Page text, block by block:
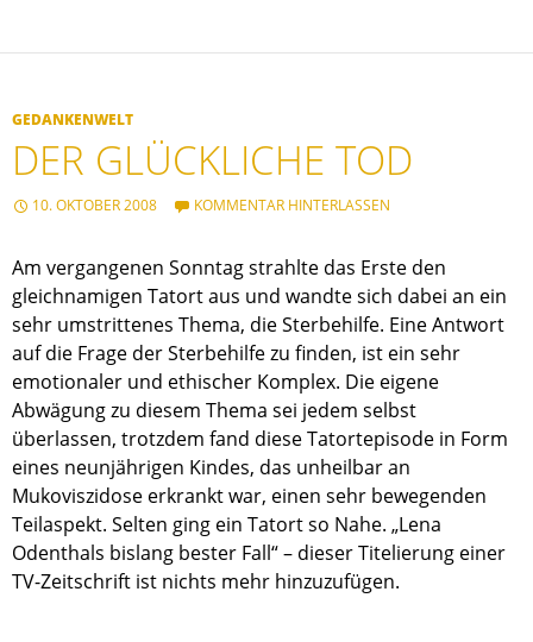
GEDANKENWELT
DER GLÜCKLICHE TOD
10. OKTOBER 2008 KOMMENTAR HINTERLASSEN
Am vergangenen Sonntag strahlte das Erste den
gleichnamigen Tatort aus und wandte sich dabei an ein
sehr umstrittenes Thema, die Sterbehilfe. Eine Antwort
auf die Frage der Sterbehilfe zu finden, ist ein sehr
emotionaler und ethischer Komplex. Die eigene
Abwägung zu diesem Thema sei jedem selbst
überlassen, trotzdem fand diese Tatortepisode in Form
eines neunjährigen Kindes, das unheilbar an
Mukoviszidose erkrankt war, einen sehr bewegenden
Teilaspekt. Selten ging ein Tatort so Nahe. „Lena
Odenthals bislang bester Fall“ – dieser Titelierung einer
TV-Zeitschrift ist nichts mehr hinzuzufügen.